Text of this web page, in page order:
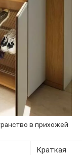
в прихожей
Краткая